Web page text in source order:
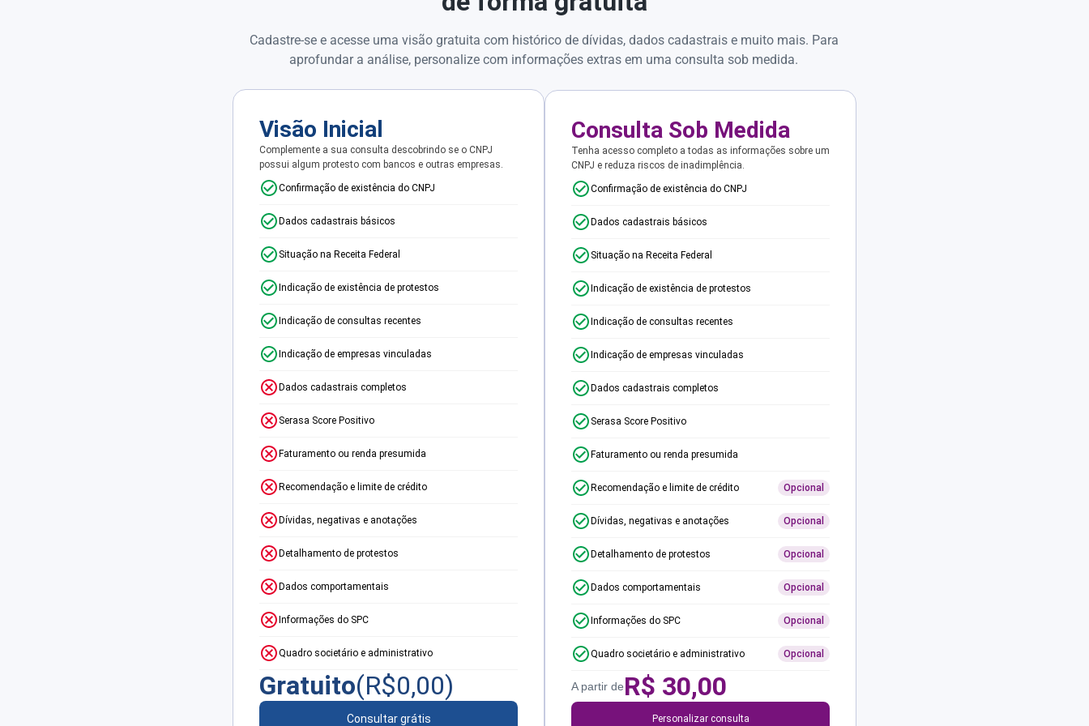
Cadastre-se e acesse uma visão gratuita com histórico de dívidas, dados cadastrais e muito mais. Para
aprofundar a análise, personalize com informações extras em uma consulta sob medida.
Visão Inicial
Complemente a sua consulta descobrindo se o CNPJ
possui algum protesto com bancos e outras empresas.
Confirmação de existência do CNPJ
Dados cadastrais básicos
Situação na Receita Federal
Indicação de existência de protestos
Indicação de consultas recentes
Indicação de empresas vinculadas
Dados cadastrais completos
Serasa Score Positivo
Faturamento ou renda presumida
Recomendação e limite de crédito
Dívidas, negativas e anotações
Detalhamento de protestos
Dados comportamentais
Informações do SPC
Quadro societário e administrativo
Gratuito(R$0,00)
Consultar grátis
Consulta Sob Medida
Tenha acesso completo a todas as informações sobre um
CNPJ e reduza riscos de inadimplência.
Confirmação de existência do CNPJ
Dados cadastrais básicos
Situação na Receita Federal
Indicação de existência de protestos
Indicação de consultas recentes
Indicação de empresas vinculadas
Dados cadastrais completos
Serasa Score Positivo
Faturamento ou renda presumida
Recomendação e limite de crédito Opcional
Dívidas, negativas e anotações Opcional
Detalhamento de protestos Opcional
Dados comportamentais Opcional
Informações do SPC Opcional
Quadro societário e administrativo Opcional
A partir deR$ 30,00
Personalizar consulta